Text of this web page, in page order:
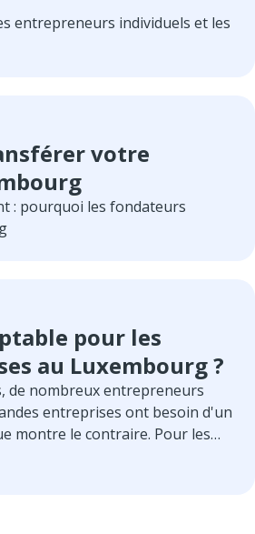
entrepreneurs individuels et les
votre
: pourquoi les fondateurs
pour les
au Luxembourg ?
de nombreux entrepreneurs
entreprises ont besoin d'un
montre le contraire. Pour les